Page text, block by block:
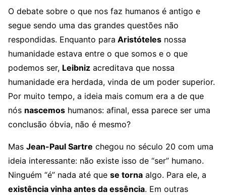
O debate sobre o que nos faz humanos é antigo e
segue sendo uma das grandes questões não
respondidas. Enquanto para Aristóteles nossa
humanidade estava entre o que somos e o que
podemos ser, Leibniz acreditava que nossa
humanidade era herdada, vinda de um poder superior.
Por muito tempo, a ideia mais comum era a de que
nós nascemos humanos: afinal, essa parece ser uma
conclusão óbvia, não é mesmo?
Mas Jean-Paul Sartre chegou no século 20 com uma
ideia interessante: não existe isso de “ser” humano.
Ninguém “é” nada até que se torna algo. Para ele, a
existência vinha antes da essência. Em outras